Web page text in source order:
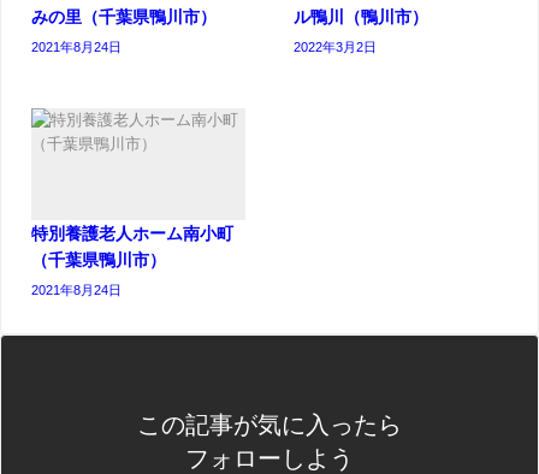
みの里（千葉県鴨川市）
2021年8月24日
ル鴨川（鴨川市）
2022年3月2日
特別養護老人ホーム南小町
（千葉県鴨川市）
2021年8月24日
この記事が気に入ったら
フォローしよう